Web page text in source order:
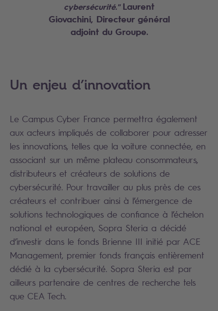
cybersécurité." Laurent
Giovachini, Directeur général
adjoint du Groupe.
Un enjeu d’innovation
Le Campus Cyber France permettra également
aux acteurs impliqués de collaborer pour adresser
les innovations, telles que la voiture connectée, en
associant sur un même plateau consommateurs,
distributeurs et créateurs de solutions de
cybersécurité. Pour travailler au plus près de ces
créateurs et contribuer ainsi à l’émergence de
solutions technologiques de confiance à l’échelon
national et européen, Sopra Steria a décidé
d’investir dans le fonds Brienne III initié par ACE
Management, premier fonds français entièrement
dédié à la cybersécurité. Sopra Steria est par
ailleurs partenaire de centres de recherche tels
que CEA Tech.